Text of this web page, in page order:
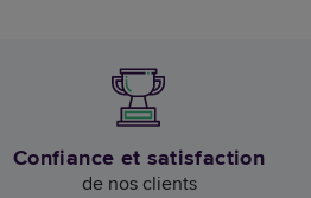
Confiance et satisfaction
de nos clients